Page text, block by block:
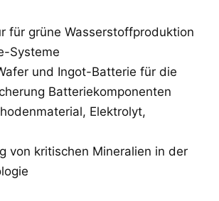
für grüne Wasserstoffproduktion
Systeme
und Ingot-Batterie für die
Batteriekomponenten
Elektrolyt,
von kritischen Mineralien in der